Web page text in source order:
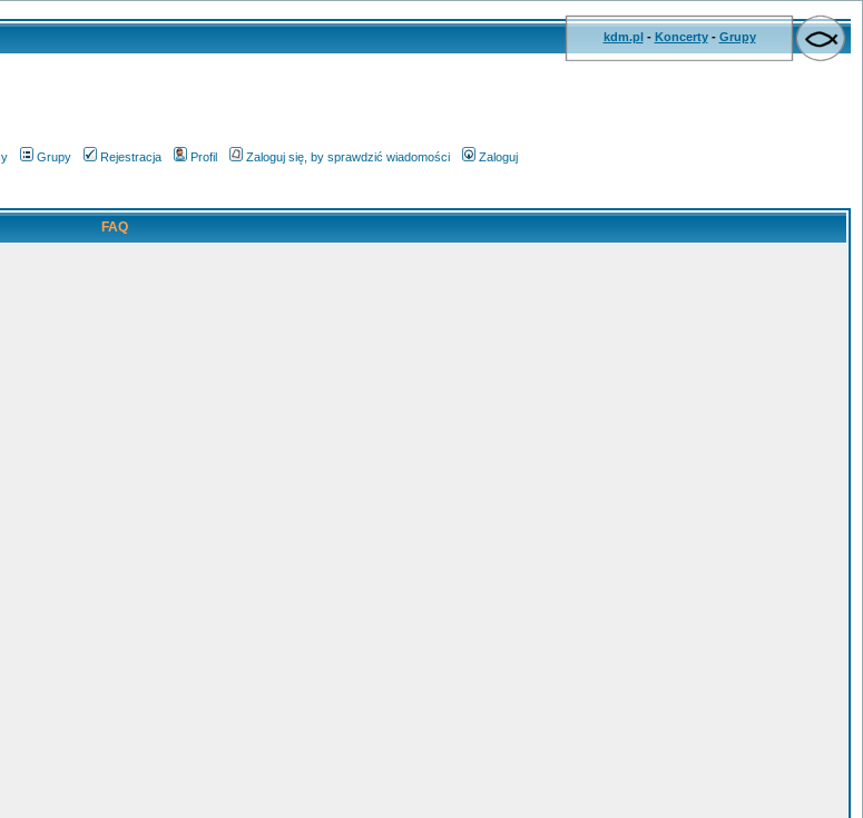
kdm.pl- Koncerty- Grupy
Grupy Rejestracja Profil Zaloguj się, by sprawdzić wiadomości Zaloguj
FAQ